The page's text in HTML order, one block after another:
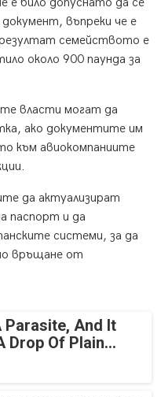
документ, въпреки че е
семейството е
около 900 паунда за
власти могат да
ако документите им
към авиокомпаниите
да актуализират
паспорт и да
системи, за да
връщане от
Parasite, And It
Drop Of Plain...